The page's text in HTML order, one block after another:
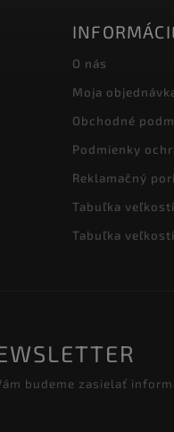
O nás
Moja
Obchodné
Podmienky
Reklamačný
Tabuľka
Tabuľka
budeme zasielať